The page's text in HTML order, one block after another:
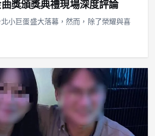
獎頒獎典禮現場深度評論
小巨蛋盛大落幕，然而，除了榮耀與喜